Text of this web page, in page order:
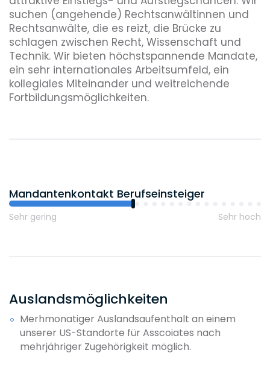
suchen (angehende) Rechtsanwältinnen und
Rechtsanwälte, die es reizt, die Brücke zu
schlagen zwischen Recht, Wissenschaft und
Technik. Wir bieten höchstspannende Mandate,
ein sehr internationales Arbeitsumfeld, ein
kollegiales Miteinander und weitreichende
Fortbildungsmöglichkeiten.
Mandantenkontakt Berufseinsteiger
Sehr gering Sehr hoch
Auslandsmöglichkeiten
Merhmonatiger Auslandsaufenthalt an einem
unserer US-Standorte für Asscoiates nach
mehrjähriger Zugehörigkeit möglich.